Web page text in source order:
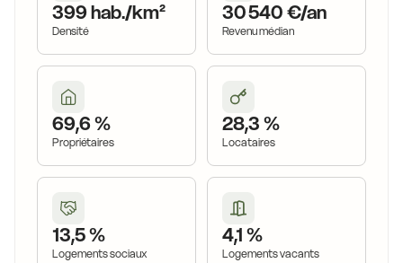
399 hab./km²
Densité
30 540 €/an
Revenu médian
69,6 %
Propriétaires
28,3 %
Locataires
13,5 %
Logements sociaux
4,1 %
Logements vacants